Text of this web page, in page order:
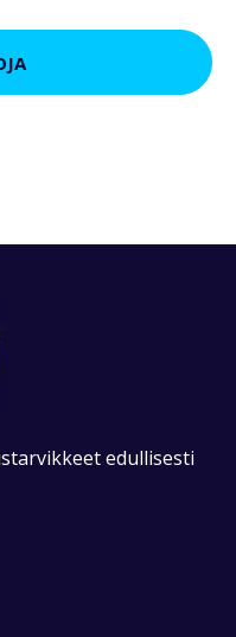
edullisesti